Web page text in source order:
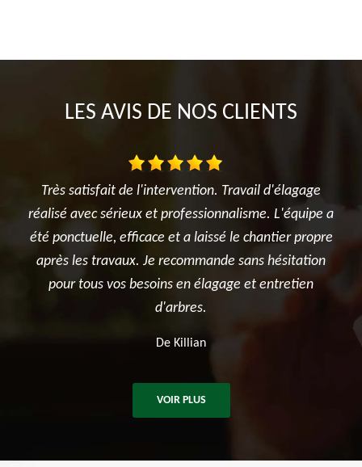
LES AVIS DE NOS CLIENTS
a
propre
Je suis ravi des travaux réalisés dans mon jardin entre
l'élagage du cerisier, l'entretien des rosiers, la tonte
et surtout le terrassement et la création du jardin
potager. Je recommande sincèrement cette
entreprise.
VOIR PLUS